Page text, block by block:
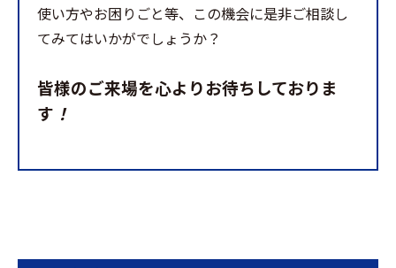
使い方やお困りごと等、この機会に是非ご相談し
てみてはいかがでしょうか？
皆様のご来場を心よりお待ちしておりま
す ！